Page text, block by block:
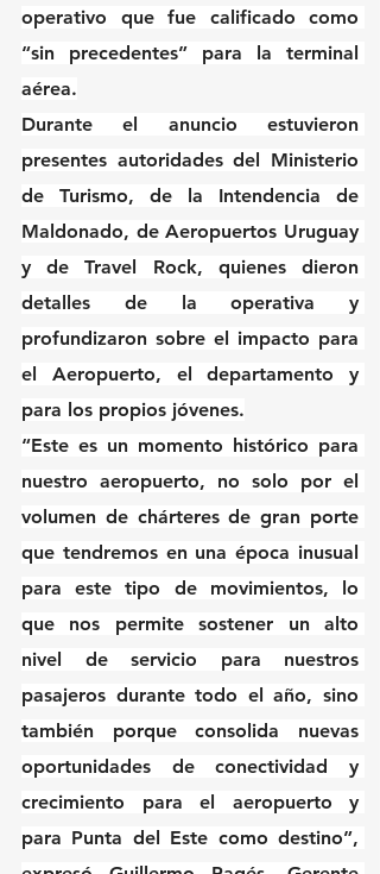
operativo que fue calificado como
“sin precedentes” para la terminal
aérea.
Durante el anuncio estuvieron
presentes autoridades del Ministerio
de Turismo, de la Intendencia de
Maldonado, de Aeropuertos Uruguay
y de Travel Rock, quienes dieron
detalles de la operativa y
profundizaron sobre el impacto para
el Aeropuerto, el departamento y
para los propios jóvenes.
“Este es un momento histórico para
nuestro aeropuerto, no solo por el
volumen de chárteres de gran porte
que tendremos en una época inusual
para este tipo de movimientos, lo
que nos permite sostener un alto
nivel de servicio para nuestros
pasajeros durante todo el año, sino
también porque consolida nuevas
oportunidades de conectividad y
crecimiento para el aeropuerto y
para Punta del Este como destino”,